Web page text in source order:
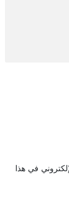
في هذا